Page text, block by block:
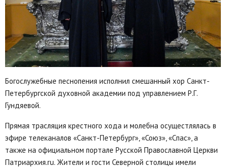
Богослужебные песнопения исполнил смешанный хор Санкт-
Петербургской духовной академии под управлением Р.Г.
Гундяевой.
Прямая трасляция крестного хода и молебна осущестлялась в
эфире телеканалов «Санкт-Петербург», «Союз», «Спас», а
также на официальном портале Русской Православной Церкви
Патриархия.ru. Жители и гости Северной столицы имели